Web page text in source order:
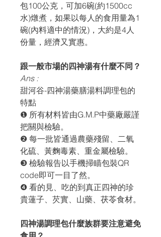
包100公克，可加6碗(約1500cc
水)燉煮，如果以每人的食用量為1
碗(內料適中的情況)，大約是4人
份量，經濟又實惠。
跟一般市場的四神湯有什麼不同？
Ans :
甜河谷-四神湯藥膳湯料調理包的
特點
❶ 所有材料皆由G.M.P中藥廠嚴謹
把關與檢驗。
❷ 每一批皆通過農藥殘留、二氧
化硫、黃麴毒素、重金屬檢驗。
❸ 檢驗報告以手機掃瞄包裝QR
code即可一目了然。
❹ 看的見、吃的到真正四神的珍
貴蓮子、芡實、山藥、茯苓食材。
四神湯調理包什麼族群要注意避免